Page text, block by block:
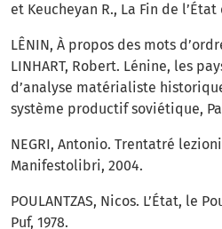
et Keucheyan R., La Fin de
LÊNIN, À propos des mots
LINHART, Robert. Lénine, les
d’analyse matérialiste
système productif soviétique,
NEGRI, Antonio. Trentatré
Manifestolibri, 2004.
POULANTZAS, Nicos. L’État, le
Puf, 1978.